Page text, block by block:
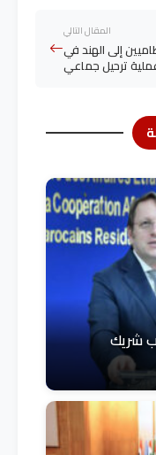
المقال التالي
إلى الهند في
ترحيل جماعي
شريك